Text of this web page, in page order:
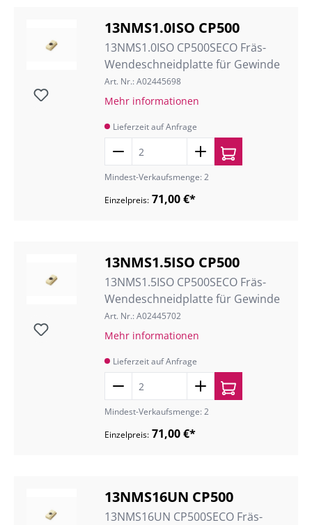
13NMS1.0ISO CP500
13NMS1.0ISO CP500SECO Fräs-
Wendeschneidplatte für Gewinde
Art. Nr.: A02445698
Mehr informationen
Lieferzeit auf Anfrage
Mindest-Verkaufsmenge: 2
Einzelpreis: 71,00 €*
13NMS1.5ISO CP500
13NMS1.5ISO CP500SECO Fräs-
Wendeschneidplatte für Gewinde
Art. Nr.: A02445702
Mehr informationen
Lieferzeit auf Anfrage
Mindest-Verkaufsmenge: 2
Einzelpreis: 71,00 €*
13NMS16UN CP500
13NMS16UN CP500SECO Fräs-